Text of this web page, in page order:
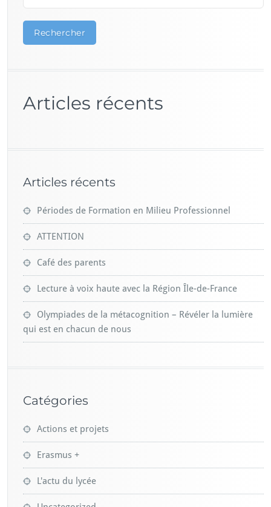
Rechercher
Articles récents
Articles récents
Périodes de Formation en Milieu Professionnel
ATTENTION
Café des parents
Lecture à voix haute avec la Région Île-de-France
Olympiades de la métacognition – Révéler la lumière
qui est en chacun de nous
Catégories
Actions et projets
Erasmus +
L'actu du lycée